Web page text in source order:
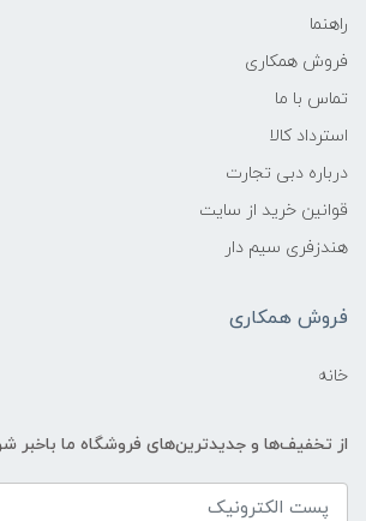
راهنما
فروش همکاری
تماس با ما
استرداد کالا
درباره دبی تجارت
قوانین خرید از سایت
هندزفری سیم دار
فروش همکاری
خانه
از تخفیف‌ها و جدیدترین‌های فروشگاه ما باخبر